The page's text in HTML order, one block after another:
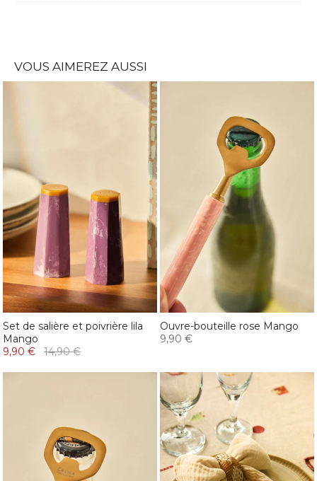
VOUS AIMEREZ AUSSI
Set de salière et poivrière lila
Mango
9,90 €
14,90 €
Ouvre-bouteille rose Mango
9,90 €